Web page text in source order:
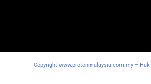
Copyright www.protonmalaysia.com.my –